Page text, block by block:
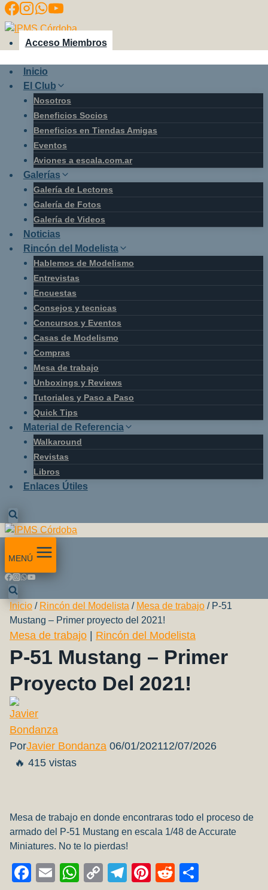
Saltar
al
contenido
Acceso Miembros
Inicio
El Club
Nosotros
Beneficios Socios
Beneficios en Tiendas Amigas
Eventos
Aviones a escala.com.ar
Galerías
Galería de Lectores
Galería de Fotos
Galería de Videos
Noticias
Rincón del Modelista
Hablemos de Modelismo
Entrevistas
Encuestas
Consejos y tecnicas
Concursos y Eventos
Casas de Modelismo
Compras
Mesa de trabajo
Unboxings y Reviews
Tutoriales y Paso a Paso
Quick Tips
Material de Referencia
Walkaround
Revistas
Libros
Enlaces Útiles
MENÚ
Inicio / Rincón del Modelista / Mesa de trabajo / P-51
Mustang – Primer proyecto del 2021!
Mesa de trabajo Rincón del Modelista
P-51 Mustang – Primer
Proyecto Del 2021!
PorJavier Bondanza 06/01/202112/07/2026
🔥 415 vistas
Mesa de trabajo en donde encontraras todo el proceso de
armado del P-51 Mustang en escala 1/48 de Accurate
Miniatures. No te lo pierdas!
Facebook
EmailWhatsApp
CopyTelegram
Pinterest
Reddit